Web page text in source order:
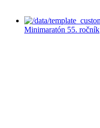
Minimaratón 55. ročník